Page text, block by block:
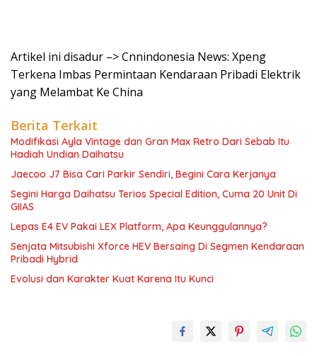
Artikel ini disadur –> Cnnindonesia News: Xpeng
Terkena Imbas Permintaan Kendaraan Pribadi Elektrik
yang Melambat Ke China
Berita Terkait
Modifikasi Ayla Vintage dan Gran Max Retro Dari Sebab Itu
Hadiah Undian Daihatsu
Jaecoo J7 Bisa Cari Parkir Sendiri, Begini Cara Kerjanya
Segini Harga Daihatsu Terios Special Edition, Cuma 20 Unit Di
GIIAS
Lepas E4 EV Pakai LEX Platform, Apa Keunggulannya?
Senjata Mitsubishi Xforce HEV Bersaing Di Segmen Kendaraan
Pribadi Hybrid
Evolusi dan Karakter Kuat Karena Itu Kunci